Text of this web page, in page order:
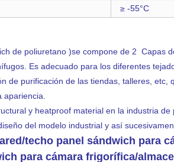
≥ -55°C
de poliuretano )se compone de 2
Es adecuado para los diferentes
de purificación de las tiendas, talleres,
y heatproof material en la industria
del modelo industrial y así
techo panel sándwich para
para cámara frigorífica/